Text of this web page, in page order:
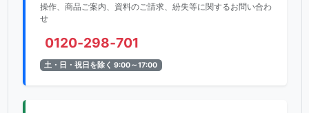
操作、商品ご案内、資料のご請求、紛失等に関するお問い合わ
せ
0120‐298‐701
土・日・祝日を除く 9:00～17:00